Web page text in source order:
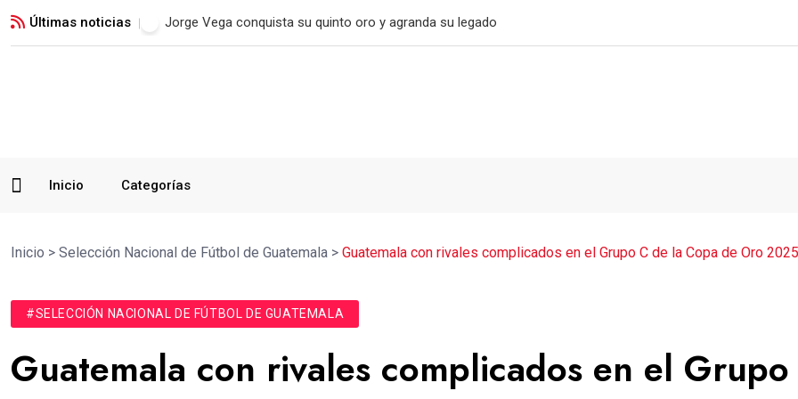
Últimas noticias Real Madrid blinda a Vinicius Jr. hasta 2032
Inicio Categorías
Inicio > Selección Nacional de Fútbol de Guatemala > Guatemala con rivales complicados en el Grupo C de la Copa de Oro 2025
#SELECCIÓN NACIONAL DE FÚTBOL DE GUATEMALA
Guatemala con rivales complicados en el Grupo